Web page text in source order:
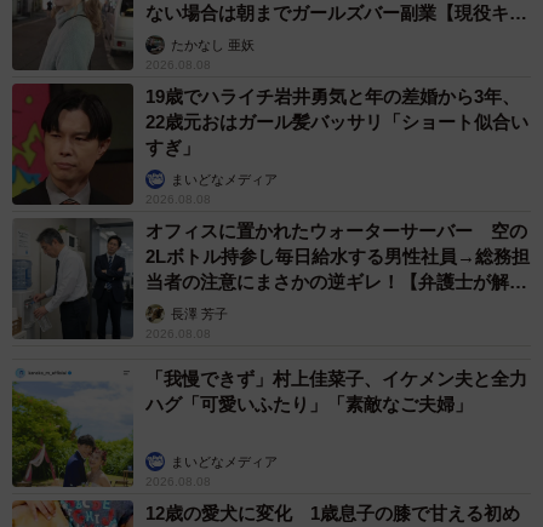
ない場合は朝までガールズバー副業【現役キャ
ストに取材】
たかなし 亜妖
2026.08.08
19歳でハライチ岩井勇気と年の差婚から3年、
22歳元おはガール髪バッサリ「ショート似合い
すぎ」
まいどなメディア
2026.08.08
オフィスに置かれたウォーターサーバー 空の
2Lボトル持参し毎日給水する男性社員→総務担
当者の注意にまさかの逆ギレ！【弁護士が解
説】長澤 芳子
2026.08.08
「我慢できず」村上佳菜子、イケメン夫と全力
ハグ「可愛いふたり」「素敵なご夫婦」
まいどなメディア
2026.08.08
12歳の愛犬に変化 1歳息子の膝で甘える初め